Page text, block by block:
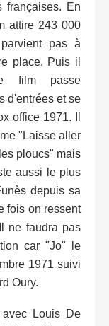
françaises. En
attire 243 000
pas à
place. Puis il
film passe
d'entrées et se
office 1971. Il
"Laisse aller
ploucs" mais
aussi le plus
depuis sa
fois on ressent
ne faudra pas
car "Jo" le
1971 suivi
Oury.
Louis De